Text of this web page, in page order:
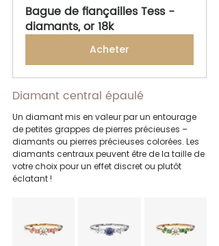
Bague de fiançailles Tess -
diamants, or 18k
Acheter
Diamant central épaulé
Un diamant mis en valeur par un entourage
de petites grappes de pierres précieuses –
diamants ou pierres précieuses colorées. Les
diamants centraux peuvent être de la taille de
votre choix pour un effet discret ou plutôt
éclatant !